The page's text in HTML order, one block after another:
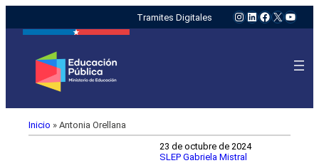
Tramites Digitales Instagram
LinkedIn
Facebook
X
Inicio » Antonia Orellana
23 de octubre de 2024
SLEP Gabriela Mistral